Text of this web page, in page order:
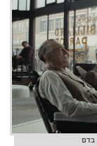
בדם